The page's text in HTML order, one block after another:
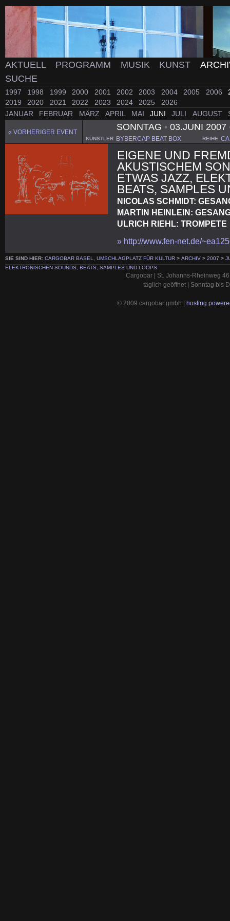
AKTUELL PROGRAMM MUSIK KUNST
SUCHE
1997 1998 1999 2000 2001 2002 2003 2004 2005 2006
2019
2020 2021 2022 2023 2024 2025
2026
JANUAR
FEBRUAR MÄRZ APRIL MAI JUNI JULI AUGUST
« VORHERIGER EVENT
SONNTAG •03.JUNI 2007
KÜNSTLER BYBERCAP BEAT BOX REIHE
EIGENE UND
AKUSTISCHEM
ETWAS JAZZ,
BEATS, SAMPLES
NICOLAS SCHMIDT:
MARTIN HEINLEIN:
ULRICH RIEHL: TROMPETE
» http://www.fen-net.de/
SIE SIND HIER: CARGOBAR BASEL, UMSCHLAGPLATZ FÜR KULTUR > ARCHIV > 2007 >
ELEKTRONISCHEN SOUNDS, BEATS, SAMPLES UND LOOPS
Cargobar | St. Johanns-Rheinweg
täglich geöffnet | Sonntag bis
© 2009 cargobar gmbh | hosting